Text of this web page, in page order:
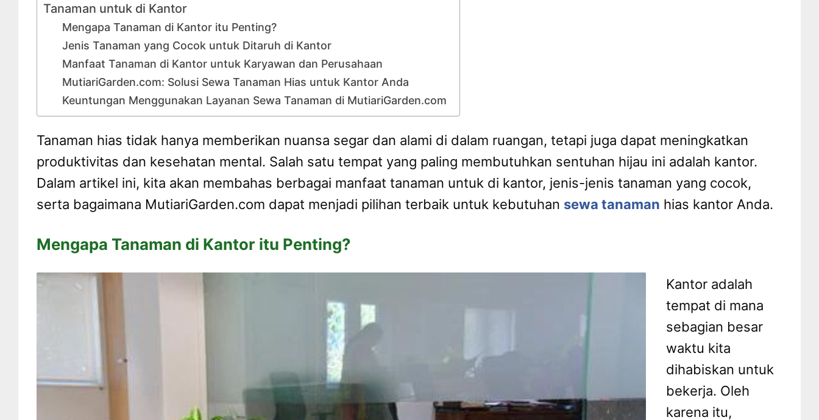
Tanaman untuk di Kantor
Mengapa Tanaman di Kantor itu Penting?
Jenis Tanaman yang Cocok untuk Ditaruh di Kantor
Manfaat Tanaman di Kantor untuk Karyawan dan Perusahaan
MutiariGarden.com: Solusi Sewa Tanaman Hias untuk Kantor Anda
Keuntungan Menggunakan Layanan Sewa Tanaman di MutiariGarden.com
Tanaman hias tidak hanya memberikan nuansa segar dan alami di dalam ruangan, tetapi juga dapat meningkatkan
produktivitas dan kesehatan mental. Salah satu tempat yang paling membutuhkan sentuhan hijau ini adalah kantor.
Dalam artikel ini, kita akan membahas berbagai manfaat tanaman untuk di kantor, jenis-jenis tanaman yang cocok,
serta bagaimana MutiariGarden.com dapat menjadi pilihan terbaik untuk kebutuhan sewa tanaman hias kantor Anda.
Mengapa Tanaman di Kantor itu Penting?
Kantor adalah
tempat di mana
sebagian besar
waktu kita
dihabiskan untuk
bekerja. Oleh
karena itu,